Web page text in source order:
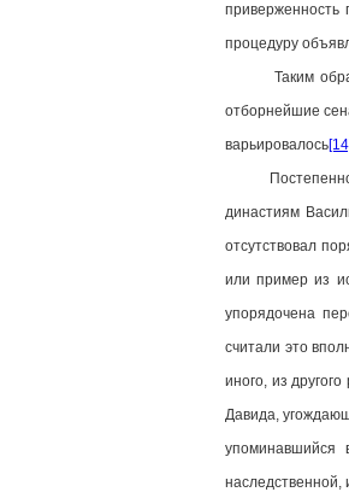
приверженность
процедуру
Таким
отборнейшие
варьировалось
Постепенно
династиям
отсутствовал
или пример из
упорядочена
считали это
иного, из
Давида,
упоминавшийся
наследственной,